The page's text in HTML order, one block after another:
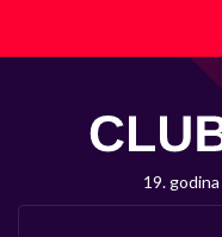
19.